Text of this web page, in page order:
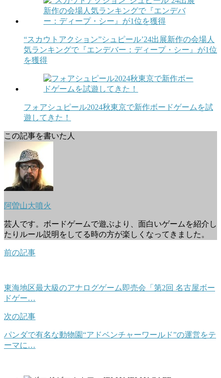
“スカウトアクション”シュピール’24出展新作の会場人
気ランキングで『エンデバー：ディープ・シー』が1位
を獲得
フォアシュピール2024秋東京で新作ボードゲームを試
遊してきた！
この記事を書いた人
阿曽山大噴火
芸人です。ボードゲームで遊ぶより、面白いゲームを紹介し
たりルール説明をしてる時の方が楽しくなってきました。
前の記事
東海地区最大級のアナログゲーム即売会「第2回 名古屋ボー
ドゲー…
次の記事
パンダで有名な動物園“アドベンチャーワールド”の運営をテ
ーマに…